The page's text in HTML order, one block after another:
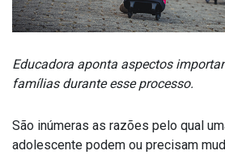
Educadora aponta aspectos
famílias durante esse processo.
São inúmeras as razões pelo qual
adolescente podem ou precisam